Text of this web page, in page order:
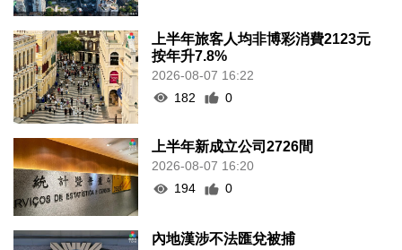
上半年旅客人均非博彩消費2123元
按年升7.8%
2026-08-07 16:22
182
0
上半年新成立公司2726間
2026-08-07 16:20
194
0
內地漢涉不法匯兌被捕